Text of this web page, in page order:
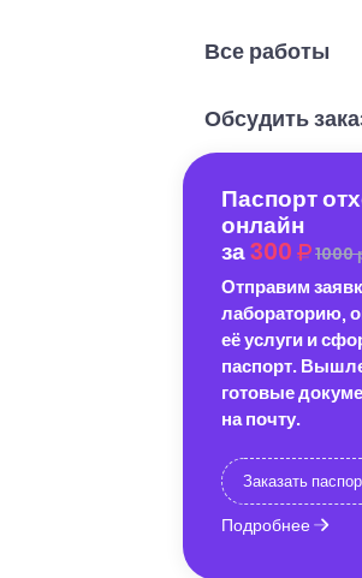
Все работы
Обсудить
Паспорт
онлайн
за300 1000
Отправим
лабораторию,
её услуги и
паспорт.
готовые
на почту.
Заказать
Подробнее